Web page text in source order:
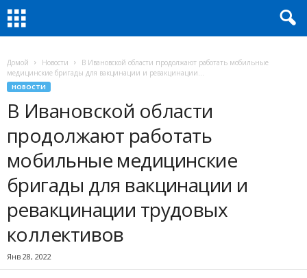
Домой Новости
В Ивановской области продолжают работать мобильные
медицинские бригады для вакцинации и ревакцинации...
НОВОСТИ
В Ивановской области
продолжают работать
мобильные медицинские
бригады для вакцинации и
ревакцинации трудовых
коллективов
Янв 28, 2022